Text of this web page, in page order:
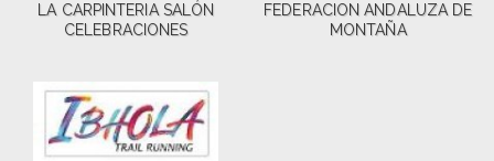
LA CARPINTERIA SALÓN
CELEBRACIONES
FEDERACION ANDALUZA DE
MONTAÑA